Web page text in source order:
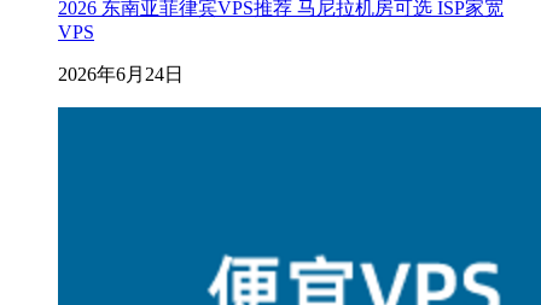
2026 东南亚菲律宾VPS推荐 马尼拉机房可选 ISP家宽
VPS
2026年6月24日